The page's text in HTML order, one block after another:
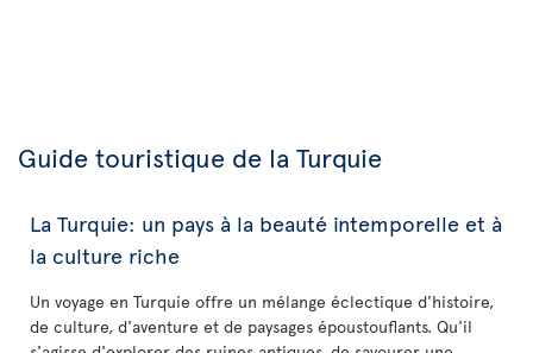
Guide touristique de la Turquie
La Turquie: un pays à la beauté intemporelle et à
la culture riche
Un voyage en Turquie offre un mélange éclectique d'histoire,
de culture, d'aventure et de paysages époustouflants. Qu'il